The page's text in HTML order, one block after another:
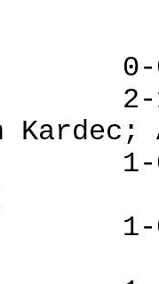
0
2-1
Kardec;
0
1-